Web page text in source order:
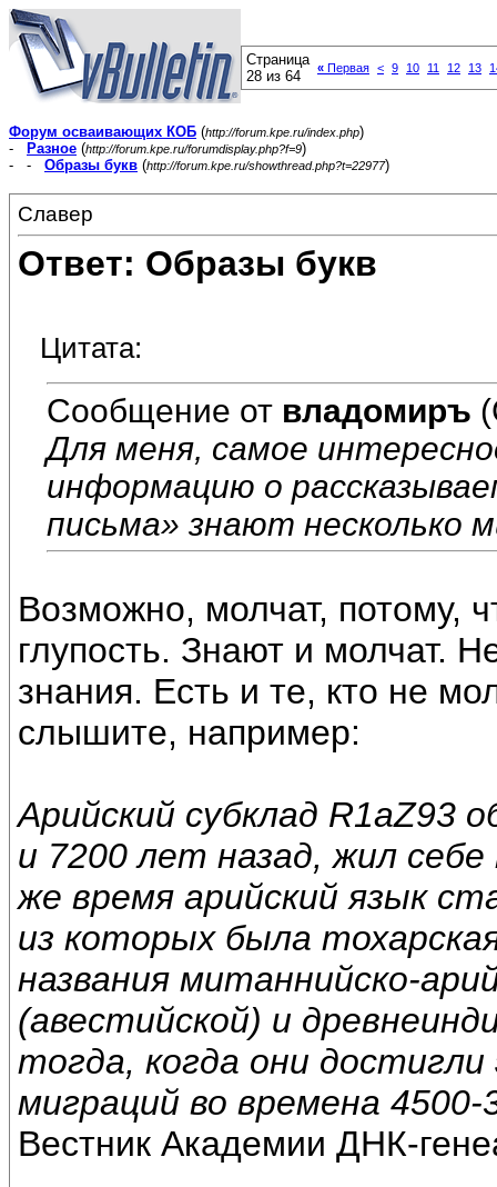
Страница
28 из 64
« Первая < 9 10 11 12 13
Форум осваивающих КОБ (http://forum.kpe.ru/index.php)
-
Разное (http://forum.kpe.ru/forumdisplay.php?f=9)
- - Образы букв (http://forum.kpe.ru/showthread.php?t=22977)
Славер
Ответ: Образы букв
Цитата:
Сообщение от владомиръ
Для меня, самое
информацию о
письма» знают несколько
Возможно, молчат, потому,
глупость. Знают и молчат.
знания. Есть и те, кто не
слышите, например:
Арийский субклад R1aZ93
и 7200 лет назад, жил
же время арийский язык
из которых была
названия митаннийско-
(авестийской) и
тогда, когда они достигли
миграций во времена
Вестник Академии ДНК-